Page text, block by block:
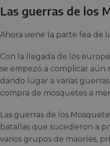
Las guerras de los
Ahora viene la parte fea de
Con la llegada de los
se empezó a complicar aún
dando lugar a varias
compra de mosquetes a
Las guerras de los
batallas que sucedieron a
varios grupos de maoríes,